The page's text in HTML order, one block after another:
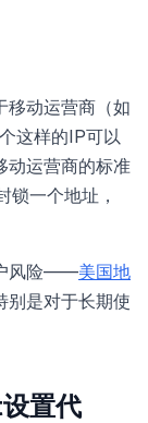
移动运营商（如
这样的IP可以
运营商的标准
一个地址，
风险——美国地
别是对于长期使
置代